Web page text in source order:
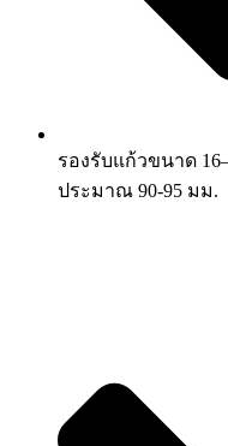
รองรับแก้วขนาด
ประมาณ 90-95 มม.